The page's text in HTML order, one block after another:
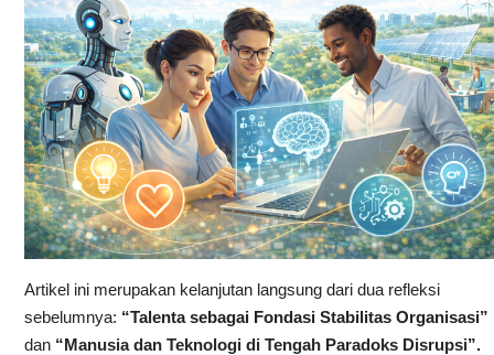
Artikel ini merupakan kelanjutan langsung dari dua refleksi
sebelumnya: “Talenta sebagai Fondasi Stabilitas Organisasi”
dan “Manusia dan Teknologi di Tengah Paradoks Disrupsi”.